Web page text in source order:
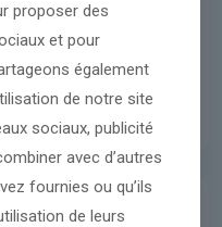
proposer des
et pour
également
de notre site
sociaux, publicité
avec d’autres
fournies ou qu’ils
de leurs